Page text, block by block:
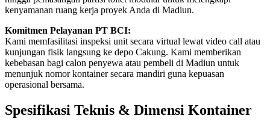
kenyamanan ruang kerja proyek Anda di Madiun.
Komitmen Pelayanan PT BCI:
Kami memfasilitasi inspeksi unit secara virtual lewat video call atau
kunjungan fisik langsung ke depo Cakung. Kami memberikan
kebebasan bagi calon penyewa atau pembeli di Madiun untuk
menunjuk nomor kontainer secara mandiri guna kepuasan
operasional bersama.
Spesifikasi Teknis & Dimensi Kontainer